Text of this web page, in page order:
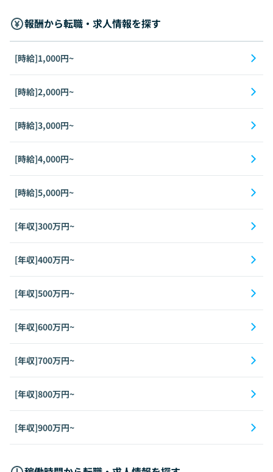
報酬から転職・求人情報を探す
[時給]1,000円~
[時給]2,000円~
[時給]3,000円~
[時給]4,000円~
[時給]5,000円~
[年収]300万円~
[年収]400万円~
[年収]500万円~
[年収]600万円~
[年収]700万円~
[年収]800万円~
[年収]900万円~